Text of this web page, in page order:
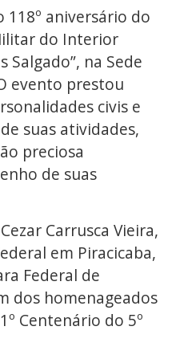
118º aniversário do
do Interior
Salgado”, na Sede
evento prestou
civis e
suas atividades,
preciosa
de suas
Carrusca Vieira,
em Piracicaba,
Federal de
dos homenageados
Centenário do 5º